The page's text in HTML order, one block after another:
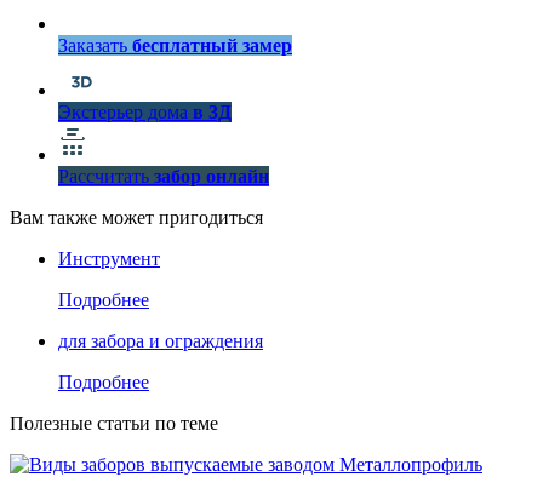
Заказать бесплатный замер
Экстерьер дома в 3Д
Рассчитать забор онлайн
Вам также может пригодиться
Инструмент
Подробнее
для забора и ограждения
Подробнее
Полезные статьи по теме